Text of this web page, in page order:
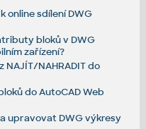
online sdílení DWG
bloků v DWG
zařízení?
NAHRADIT do
do AutoCAD Web
upravovat DWG výkresy